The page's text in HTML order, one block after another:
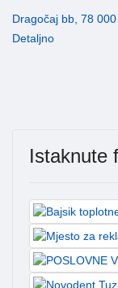
Dragočaj bb, 78
Detaljno
Istaknute